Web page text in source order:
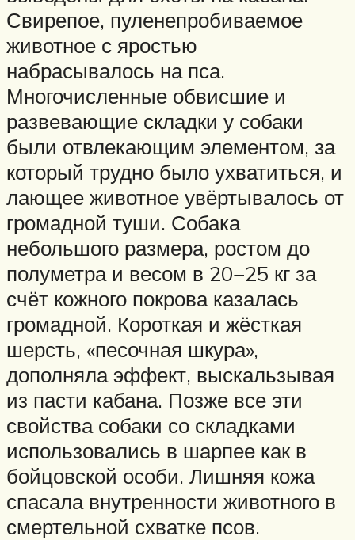
Свирепое, пуленепробиваемое
животное с яростью
набрасывалось на пса.
Многочисленные обвисшие и
развевающие складки у собаки
были отвлекающим элементом, за
который трудно было ухватиться, и
лающее животное увёртывалось от
громадной туши. Собака
небольшого размера, ростом до
полуметра и весом в 20−25 кг за
счёт кожного покрова казалась
громадной. Короткая и жёсткая
шерсть, «песочная шкура»,
дополняла эффект, выскальзывая
из пасти кабана. Позже все эти
свойства собаки со складками
использовались в шарпее как в
бойцовской особи. Лишняя кожа
спасала внутренности животного в
смертельной схватке псов.